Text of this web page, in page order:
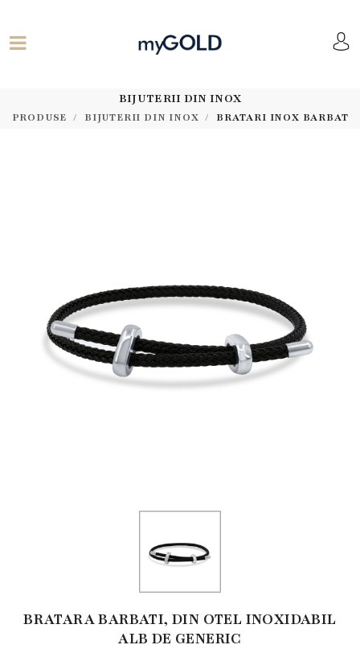
BIJUTERII DIN INOX
PRODUSE BIJUTERII DIN INOX BRATARI INOX BARBAT
BRATARA BARBATI, DIN OTEL INOXIDABIL
ALB DE GENERIC